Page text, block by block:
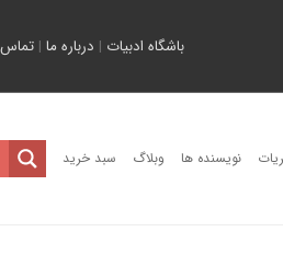
باشگاه ادبیات | درباره ما |تماس
نویسنده ها وبلاگ سبد خرید